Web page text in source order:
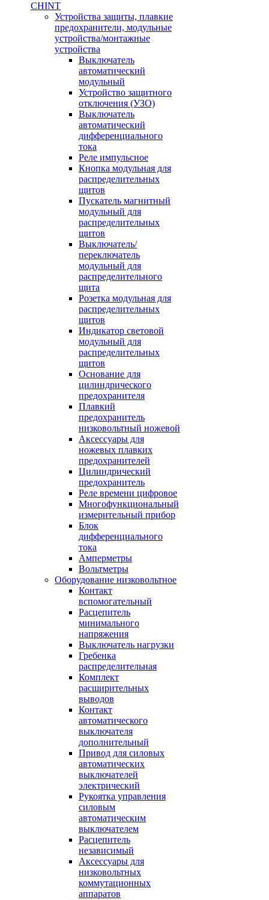
CHINT
Устройства защиты, плавкие
предохранители, модульные
устройства/монтажные
устройства
Выключатель
автоматический
модульный
Устройство защитного
отключения (УЗО)
Выключатель
автоматический
дифференциального
тока
Реле импульсное
Кнопка модульная для
распределительных
щитов
Пускатель магнитный
модульный для
распределительных
щитов
Выключатель/
переключатель
модульный для
распределительного
щита
Розетка модульная для
распределительных
щитов
Индикатор световой
модульный для
распределительных
щитов
Основание для
цилиндрического
предохранителя
Плавкий
предохранитель
низковольтный ножевой
Аксессуары для
ножевых плавких
предохранителей
Цилиндрический
предохранитель
Реле времени цифровое
Многофункциональный
измерительный прибор
Блок
дифференциального
тока
Амперметры
Вольтметры
Оборудование низковольтное
Контакт
вспомогательный
Расцепитель
минимального
напряжения
Выключатель нагрузки
Гребенка
распределительная
Комплект
расширительных
выводов
Контакт
автоматического
выключателя
дополнительный
Привод для силовых
автоматических
выключателей
электрический
Рукоятка управления
силовым
автоматическим
выключателем
Расцепитель
независимый
Аксессуары для
низковольтных
коммутационных
аппаратов